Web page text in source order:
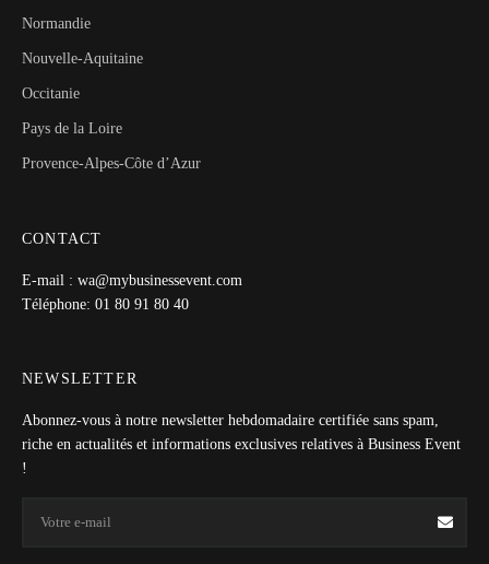
Normandie
Nouvelle-Aquitaine
Occitanie
Pays de la Loire
Provence-Alpes-Côte d’Azur
CONTACT
E-mail : wa@mybusinessevent.com
Téléphone: 01 80 91 80 40
NEWSLETTER
Abonnez-vous à notre newsletter hebdomadaire certifiée sans spam,
riche en actualités et informations exclusives relatives à Business Event
!